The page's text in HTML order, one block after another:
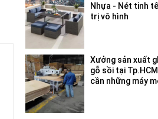
Nhựa - Nét tinh
trị vô hình
Xưởng sản xuất
gỗ sồi tại
cần những máy